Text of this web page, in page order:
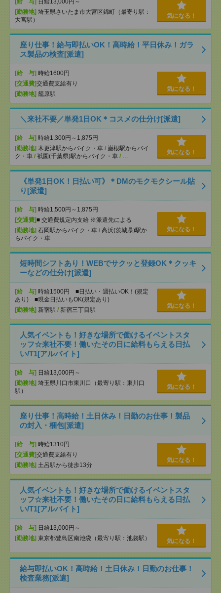
[給 与]
日給13,000円～
[勤務地] 埼玉県さいたま市大宮区錦町（最寄り駅：
大宮駅）
気になる！
座り仕事！給与即払いOK！高時給！平日休み！ガラ
ス製品の検査[派遣]
[給 与] 時給1600円
[交通費]交通費支給有り
[勤務地] 籠原駅
気になる！
＼来社不要／単発1日OK＊コスメの仕分け[派遣]
[給 与] 時給1,300円～1,875円
[勤務地] 木更津駅からバイク・車 / 巌根駅からバイ
ク・車 / 祇園(千葉県)駅からバイク・車 / …
気になる！
《単発1日OK！日払い可》＊DMのモクモクシール貼
り[派遣]
[給 与] 時給1,500円～1,875円
[交通費]■ 交通費規定内支給 ※派遣先による
[勤務地] 石岡駅からバイク・車 / 高浜(茨城県)駅か
らバイク・車
気になる！
短時間シフトあり！WEBでサクッと登録OK＊クッキ
ーなどの仕分け[派遣]
[給 与] 時給1500円 ■日払い・週払いOK！(規定
あり) ■現金日払いもOK(規定あり)
[勤務地] 新宿駅 / 新宿三丁目駅
気になる！
人気イベントも！好きな場所で働けるイベントスタ
ッフ☆来社不要！働いたその日に給料もらえる日払
い/T1[アルバイト]
[給 与] 日給13,000円～
[勤務地] 埼玉県川口市東川口（最寄り駅：東川口
駅）
気になる！
座り仕事！高時給！土日休み！日勤のお仕事！製品
の封入・梱包[派遣]
[給 与] 時給1310円
[交通費]交通費支給有り
[勤務地] 土呂駅から徒歩13分
気になる！
人気イベントも！好きな場所で働けるイベントスタ
ッフ☆来社不要！働いたその日に給料もらえる日払
い/T1[アルバイト]
[給 与] 日給13,000円～
[勤務地] 東京都豊島区南池袋（最寄り駅：池袋駅） 気になる！
給与即払いOK！高時給！土日休み！日勤のお仕事！
検査業務[派遣]